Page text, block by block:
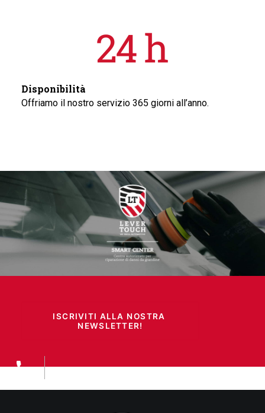
Disponibilità
Offriamo il nostro servizio 365 giorni all’anno.
ISCRIVITI ALLA NOSTRA
NEWSLETTER!